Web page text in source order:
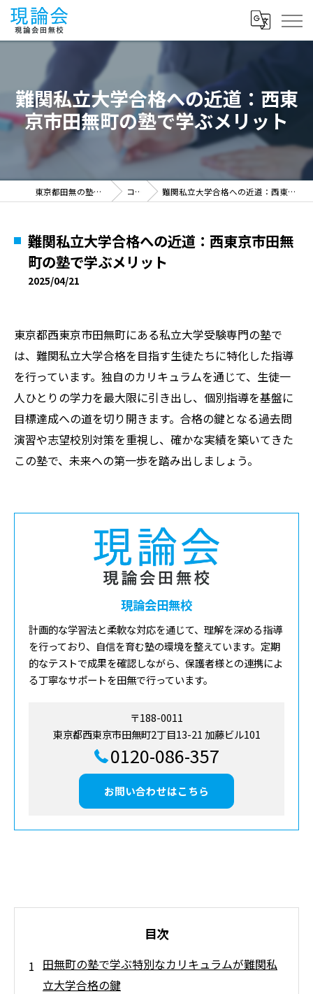
難関私立大学合格への近道：西東
京市田無町の塾で学ぶメリット
東京都田無の塾なら現論会田無校 コラム 難関私立大学合格への近道：西東京市田無町の塾で学ぶメリット
難関私立大学合格への近道：西東京市田無
町の塾で学ぶメリット
2025/04/21
東京都西東京市田無町にある私立大学受験専門の塾で
は、難関私立大学合格を目指す生徒たちに特化した指導
を行っています。独自のカリキュラムを通じて、生徒一
人ひとりの学力を最大限に引き出し、個別指導を基盤に
目標達成への道を切り開きます。合格の鍵となる過去問
演習や志望校別対策を重視し、確かな実績を築いてきた
この塾で、未来への第一歩を踏み出しましょう。
現論会田無校
計画的な学習法と柔軟な対応を通じて、理解を深める指導
を行っており、自信を育む塾の環境を整えています。定期
的なテストで成果を確認しながら、保護者様との連携によ
る丁寧なサポートを田無で行っています。
〒188-0011
東京都西東京市田無町2丁目13-21 加藤ビル101
0120-086-357
お問い合わせはこちら
目次
田無町の塾で学ぶ特別なカリキュラムが難関私
立大学合格の鍵